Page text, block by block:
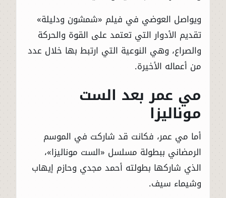
ويواصل العوضي في فيلم «شمشون ودليلة»
تقديم الأدوار التي تعتمد على القوة والحركة
والصراع، وهي النوعية التي ارتبط بها خلال عدد
من أعماله الأخيرة.
مي عمر بعد الست
موناليزا
أما مي عمر، فكانت قد شاركت في الموسم
الرمضاني ببطولة مسلسل «الست موناليزا»،
الذي شاركها بطولته أحمد مجدي وحازم إيهاب
وشيماء سيف.